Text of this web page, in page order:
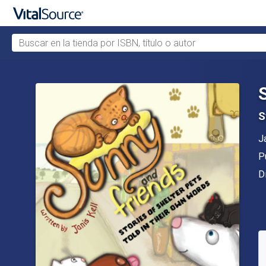
Buscar en la tienda por ISBN, título o autor